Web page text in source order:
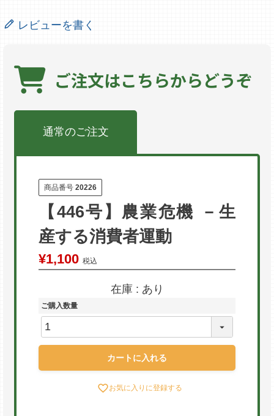
レビューを書く
ご注文はこちらからどうぞ
通常のご注文
商品番号 20226
【446号】農業危機 －生
産する消費者運動
¥1,100 税込
在庫 あり
ご購入数量
カートに入れる
お気に入りに登録する